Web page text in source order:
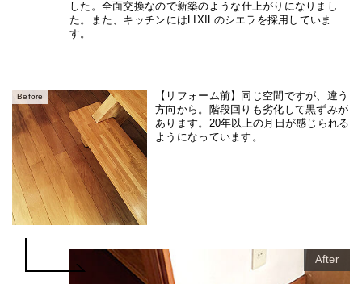
した。全面交換なので新築のような仕上がりになりまし
た。また、キッチンにはLIXILのシエラを採用していま
す。
Before
【リフォーム前】同じ空間ですが、違う
方向から。階段回りも劣化して黒ずみが
あります。20年以上の月日が感じられる
ようになっています。
After